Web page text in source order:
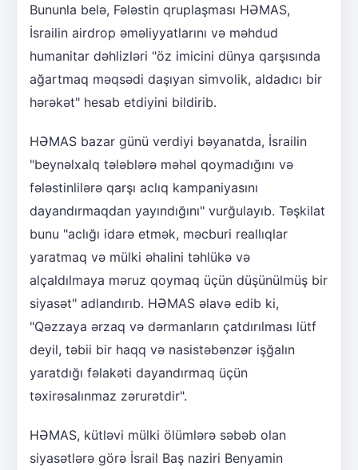
Bununla belə, Fələstin qruplaşması HƏMAS,
İsrailin airdrop əməliyyatlarını və məhdud
humanitar dəhlizləri "öz imicini dünya qarşısında
ağartmaq məqsədi daşıyan simvolik, aldadıcı bir
hərəkət" hesab etdiyini bildirib.
HƏMAS bazar günü verdiyi bəyanatda, İsrailin
"beynəlxalq tələblərə məhəl qoymadığını və
fələstinlilərə qarşı aclıq kampaniyasını
dayandırmaqdan yayındığını" vurğulayıb. Təşkilat
bunu "aclığı idarə etmək, məcburi reallıqlar
yaratmaq və mülki əhalini təhlükə və
alçaldılmaya məruz qoymaq üçün düşünülmüş bir
siyasət" adlandırıb. HƏMAS əlavə edib ki,
"Qəzzaya ərzaq və dərmanların çatdırılması lütf
deyil, təbii bir haqq və nasistəbənzər işğalın
yaratdığı fəlakəti dayandırmaq üçün
təxirəsalınmaz zərurətdir".
HƏMAS, kütləvi mülki ölümlərə səbəb olan
siyasətlərə görə İsrail Baş naziri Benyamin